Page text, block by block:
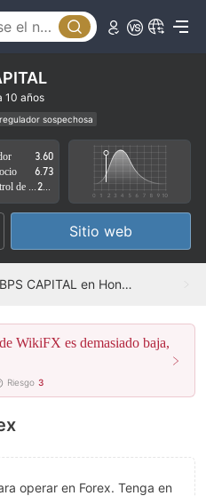
10 años
sospechosa
sospechoso
Riesgo potencial alto
3.60
6.73
Sitio web
Una visita a BPS CAPITAL en Hong Kong - No se encontró oficina
WikiFX es demasiado baja,
Riesgo 3
operar en Forex. Tenga en